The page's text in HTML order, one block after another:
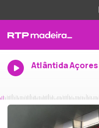
Atlântida Açores